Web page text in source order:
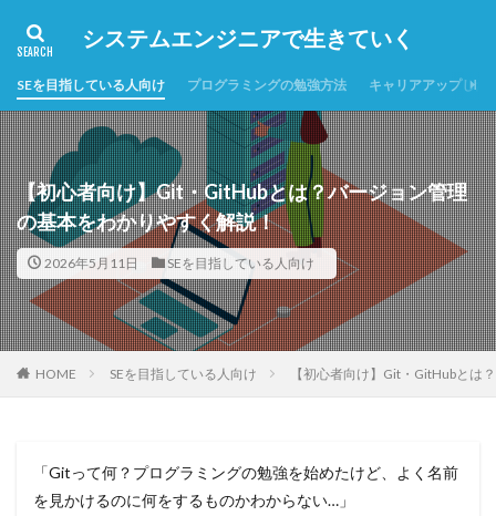
システムエンジニアで生きていく
SEを目指している人向け プログラミングの勉強方法 キャリアアップした
【初心者向け】Git・GitHubとは？バージョン管理
の基本をわかりやすく解説！
2026年5月11日 SEを目指している人向け
HOME SEを目指している人向け 【初心者向け】Git・GitHubとは
「Gitって何？プログラミングの勉強を始めたけど、よく名前
を見かけるのに何をするものかわからない…」